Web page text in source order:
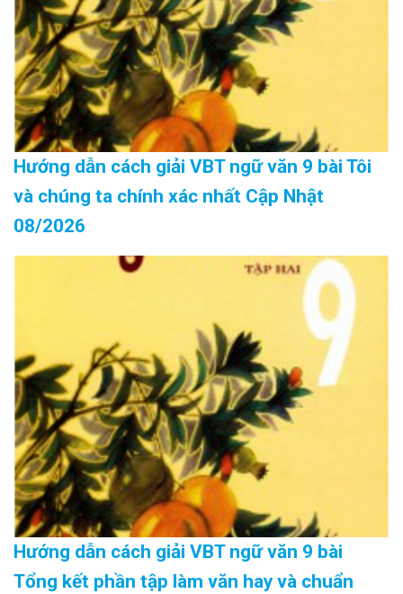
Hướng dẫn cách giải VBT ngữ văn 9 bài Tôi
và chúng ta chính xác nhất Cập Nhật
08/2026
Hướng dẫn cách giải VBT ngữ văn 9 bài
Tổng kết phần tập làm văn hay và chuẩn